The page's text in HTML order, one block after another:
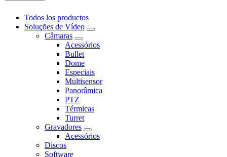
Todos los productos
Soluções de Vídeo
Câmaras
Acessórios
Bullet
Dome
Especiais
Multisensor
Panorâmica
PTZ
Térmicas
Turret
Gravadores
Acessórios
Discos
Software